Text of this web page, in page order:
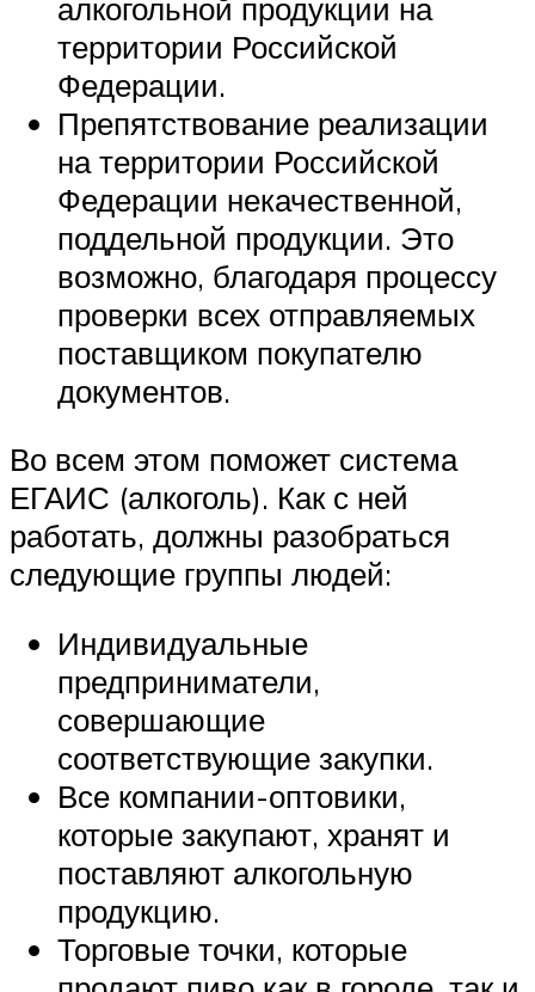
алкогольной продукции на
территории Российской
Федерации.
Препятствование реализации
на территории Российской
Федерации некачественной,
поддельной продукции. Это
возможно, благодаря процессу
проверки всех отправляемых
поставщиком покупателю
документов.
Во всем этом поможет система
ЕГАИС (алкоголь). Как с ней
работать, должны разобраться
следующие группы людей:
Индивидуальные
предприниматели,
совершающие
соответствующие закупки.
Все компании-оптовики,
которые закупают, хранят и
поставляют алкогольную
продукцию.
Торговые точки, которые